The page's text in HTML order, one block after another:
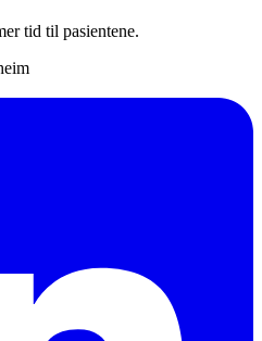
tid til pasientene.